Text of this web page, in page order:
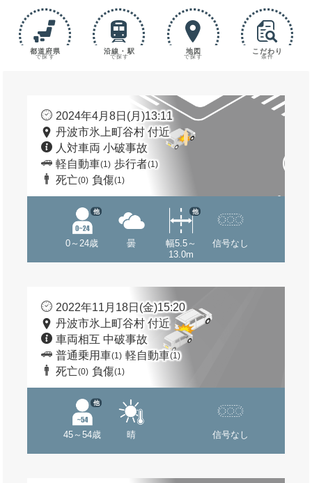
都道府県
で探す
沿線・駅
で探す
地図
で探す
こだわり
条件
2024年4月8日(月)13:11
丹波市氷上町谷村 付近
人対車両 小破事故
軽自動車(1) 歩行者(1)
死亡(0) 負傷(1)
0～24歳
他
曇
幅5.5～
13.0m
他
信号なし
2022年11月18日(金)15:20
丹波市氷上町谷村 付近
車両相互 中破事故
普通乗用車(1) 軽自動車(1)
死亡(0) 負傷(1)
45～54歳
他
晴 信号なし